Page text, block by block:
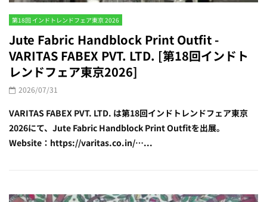
第18回 インドトレンドフェア東京 2026
Jute Fabric Handblock Print Outfit -
VARITAS FABEX PVT. LTD. [第18回インドト
レンドフェア東京2026]
2026/07/31
VARITAS FABEX PVT. LTD. は第18回インドトレンドフェア東京
2026にて、Jute Fabric Handblock Print Outfitを出展。
Website：https://varitas.co.in/…...